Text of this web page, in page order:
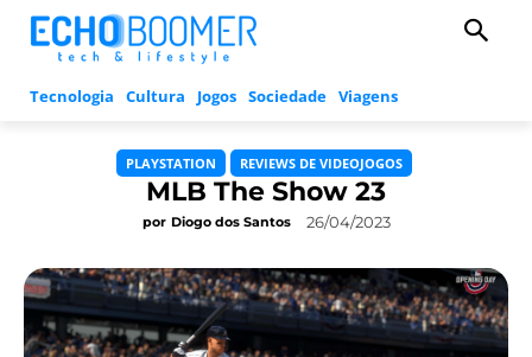
Tecnologia Cultura Jogos Sociedade Viagens
PLAYSTATION REVIEWS DE VIDEOJOGOS
MLB The Show 23
por Diogo dos Santos 26/04/2023